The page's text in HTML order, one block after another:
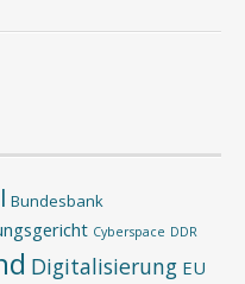
Bundesbank
Cyberspace DDR
Digitalisierung EU